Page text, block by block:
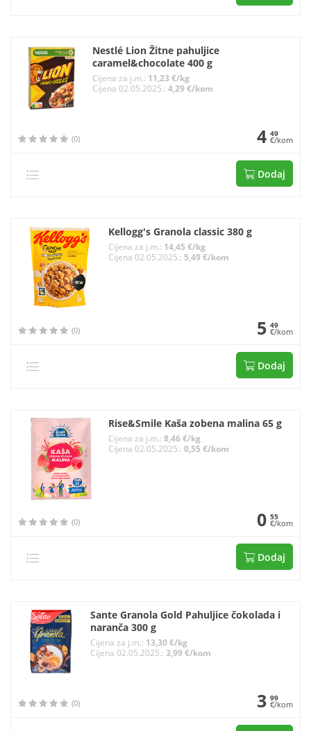
Nestlé Lion Žitne pahuljice
caramel&chocolate 400 g
Cijena za j.m.: 11,23 €/kg
Cijena 02.05.2025.: 4,29 €/kom
(0) 4 49
€/kom
Dodaj
Kellogg's Granola classic 380 g
Cijena za j.m.: 14,45 €/kg
Cijena 02.05.2025.: 5,49 €/kom
(0) 5 49
€/kom
Dodaj
Rise&Smile Kaša zobena malina 65 g
Cijena za j.m.: 8,46 €/kg
Cijena 02.05.2025.: 0,55 €/kom
(0) 0 55
€/kom
Dodaj
Sante Granola Gold Pahuljice čokolada i
naranča 300 g
Cijena za j.m.: 13,30 €/kg
Cijena 02.05.2025.: 3,99 €/kom
(0) 3 99
€/kom